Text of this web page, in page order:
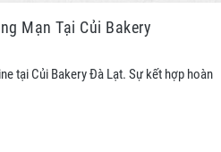
Mạn Tại Củi Bakery
tại Củi Bakery Đà Lạt. Sự kết hợp hoàn